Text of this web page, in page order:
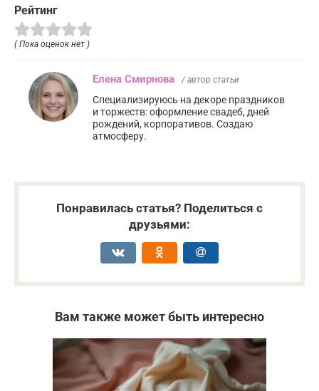
Рейтинг
( Пока оценок нет )
Елена Смирнова / автор статьи
Специализируюсь на декоре праздников
и торжеств: оформление свадеб, дней
рождений, корпоративов. Создаю
атмосферу.
Понравилась статья? Поделиться с
друзьями:
Вам также может быть интересно